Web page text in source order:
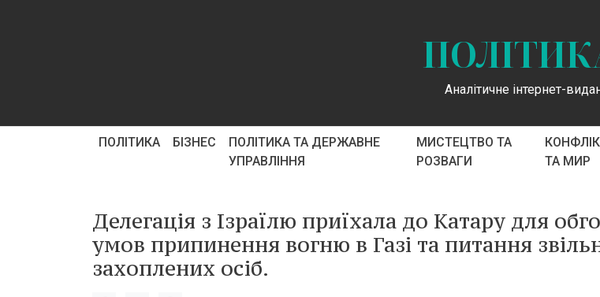
Аналітичне інтернет-
ПОЛІТИКА БІЗНЕС
ПОЛІТИКА ТА ДЕРЖАВНЕ
УПРАВЛІННЯ
МИСТЕЦТВО ТА
РОЗВАГИ
ТА МИР
Делегація з Ізраїлю приїхала до Катару для
умов припинення вогню в Газі та питання
захоплених осіб.